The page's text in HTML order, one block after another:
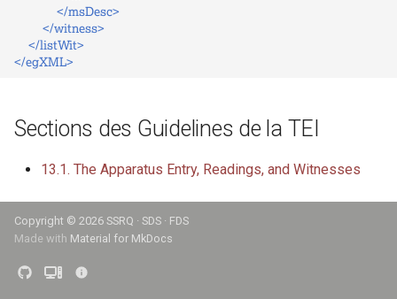
</msDesc>
</witness>
</listWit>
</egXML>
Sections des Guidelines de la TEI
13.1. The Apparatus Entry, Readings, and Witnesses
Copyright © 2026 SSRQ · SDS · FDS
Made with Material for MkDocs